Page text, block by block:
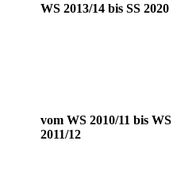
WS 2013/14 bis SS 2020
vom WS 2010/11 bis WS
2011/12